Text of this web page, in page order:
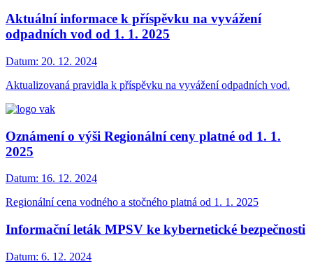
Aktuální informace k příspěvku na vyvážení
odpadních vod od 1. 1. 2025
Datum: 20. 12. 2024
Aktualizovaná pravidla k příspěvku na vyvážení odpadních vod.
Oznámení o výši Regionální ceny platné od 1. 1.
2025
Datum: 16. 12. 2024
Regionální cena vodného a stočného platná od 1. 1. 2025
Informační leták MPSV ke kybernetické bezpečnosti
Datum: 6. 12. 2024